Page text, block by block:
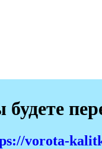
vorota-